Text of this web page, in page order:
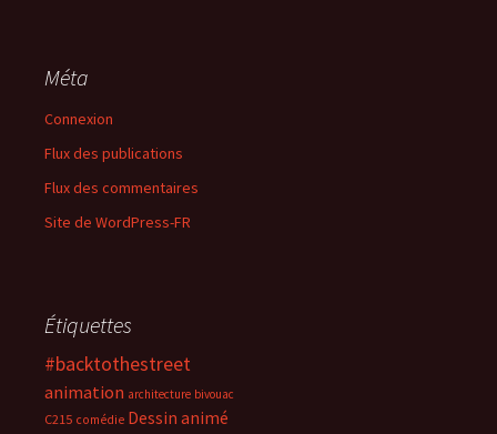
Méta
Connexion
Flux des publications
Flux des commentaires
Site de WordPress-FR
Étiquettes
#backtothestreet
animation architecture bivouac
C215 comédie Dessin animé